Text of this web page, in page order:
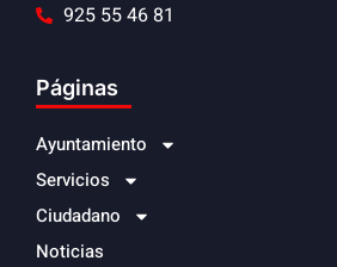
925 55 46 81
Páginas
Ayuntamiento
Servicios
Ciudadano
Noticias